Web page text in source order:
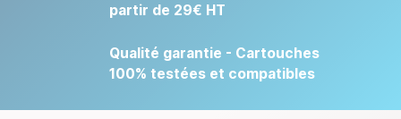
partir de 29€ HT
Qualité garantie - Cartouches
100% testées et compatibles